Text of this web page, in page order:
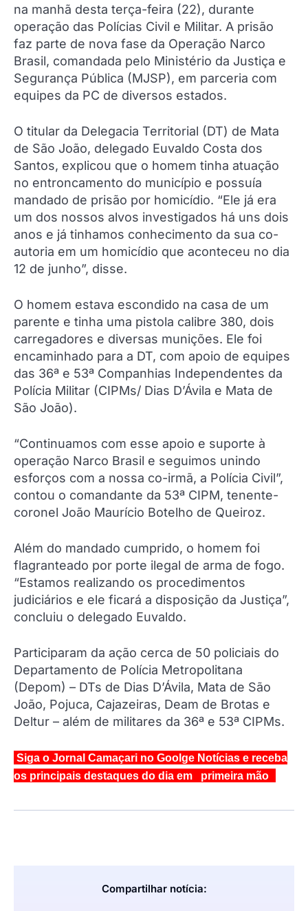
na manhã desta terça-feira (22), durante
operação das Polícias Civil e Militar. A prisão
faz parte de nova fase da Operação Narco
Brasil, comandada pelo Ministério da Justiça e
Segurança Pública (MJSP), em parceria com
equipes da PC de diversos estados.
O titular da Delegacia Territorial (DT) de Mata
de São João, delegado Euvaldo Costa dos
Santos, explicou que o homem tinha atuação
no entroncamento do município e possuía
mandado de prisão por homicídio. “Ele já era
um dos nossos alvos investigados há uns dois
anos e já tinhamos conhecimento da sua co-
autoria em um homicídio que aconteceu no dia
12 de junho”, disse.
O homem estava escondido na casa de um
parente e tinha uma pistola calibre 380, dois
carregadores e diversas munições. Ele foi
encaminhado para a DT, com apoio de equipes
das 36ª e 53ª Companhias Independentes da
Polícia Militar (CIPMs/ Dias D’Ávila e Mata de
São João).
“Continuamos com esse apoio e suporte à
operação Narco Brasil e seguimos unindo
esforços com a nossa co-irmã, a Polícia Civil”,
contou o comandante da 53ª CIPM, tenente-
coronel João Maurício Botelho de Queiroz.
Além do mandado cumprido, o homem foi
flagranteado por porte ilegal de arma de fogo.
“Estamos realizando os procedimentos
judiciários e ele ficará a disposição da Justiça”,
concluiu o delegado Euvaldo.
Participaram da ação cerca de 50 policiais do
Departamento de Polícia Metropolitana
(Depom) – DTs de Dias D’Ávila, Mata de São
João, Pojuca, Cajazeiras, Deam de Brotas e
Deltur – além de militares da 36ª e 53ª CIPMs.
Siga o Jornal Camaçari no Goolge Notícias e receba
os principais destaques do dia em primeira mão
Compartilhar notícia: